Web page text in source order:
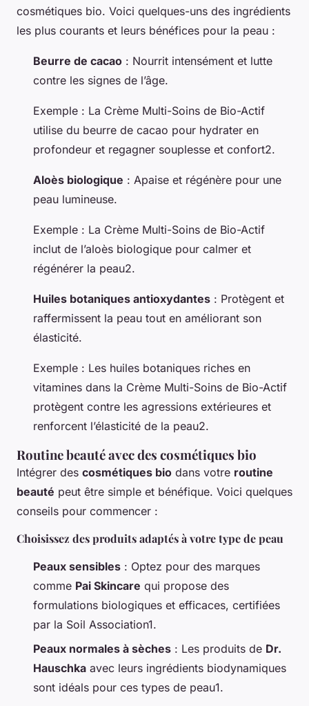
cosmétiques bio. Voici quelques-uns des ingrédients
les plus courants et leurs bénéfices pour la peau :
Beurre de cacao : Nourrit intensément et lutte
contre les signes de l’âge.
Exemple : La Crème Multi-Soins de Bio-Actif
utilise du beurre de cacao pour hydrater en
profondeur et regagner souplesse et confort2.
Aloès biologique : Apaise et régénère pour une
peau lumineuse.
Exemple : La Crème Multi-Soins de Bio-Actif
inclut de l’aloès biologique pour calmer et
régénérer la peau2.
Huiles botaniques antioxydantes : Protègent et
raffermissent la peau tout en améliorant son
élasticité.
Exemple : Les huiles botaniques riches en
vitamines dans la Crème Multi-Soins de Bio-Actif
protègent contre les agressions extérieures et
renforcent l’élasticité de la peau2.
Routine beauté avec des cosmétiques bio
Intégrer des cosmétiques bio dans votre routine
beauté peut être simple et bénéfique. Voici quelques
conseils pour commencer :
Choisissez des produits adaptés à votre type de peau
Peaux sensibles : Optez pour des marques
comme Pai Skincare qui propose des
formulations biologiques et efficaces, certifiées
par la Soil Association1.
Peaux normales à sèches : Les produits de Dr.
Hauschka avec leurs ingrédients biodynamiques
sont idéals pour ces types de peau1.